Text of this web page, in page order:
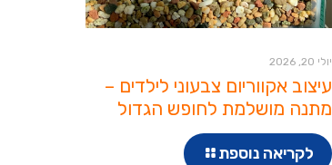
יולי 20, 2026
עיצוב אקווריום צבעוני לילדים –
מתנה מושלמת לחופש הגדול
לקריאה נוספת